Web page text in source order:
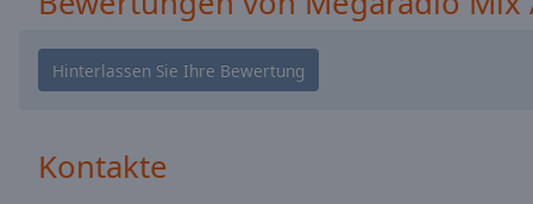
Color
OpacityKontakte